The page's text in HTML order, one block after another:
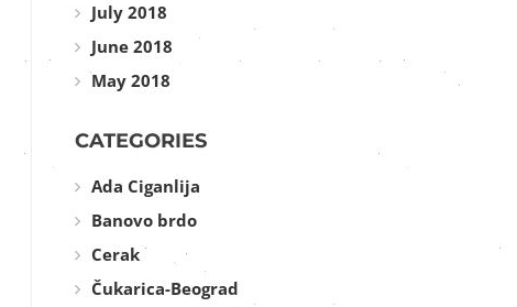
July 2018
June 2018
May 2018
CATEGORIES
Ada Ciganlija
Banovo brdo
Cerak
Čukarica-Beograd